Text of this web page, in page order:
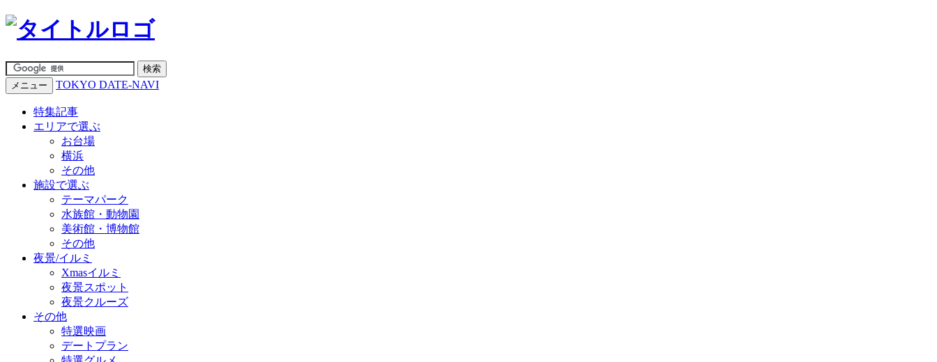
メニュー TOKYO DATE-NAVI
特集記事
エリアで選ぶ
お台場
横浜
その他
施設で選ぶ
テーマパーク
水族館・動物園
美術館・博物館
その他
夜景/イルミ
Xmasイルミ
夜景スポット
夜景クルーズ
その他
特選映画
デートプラン